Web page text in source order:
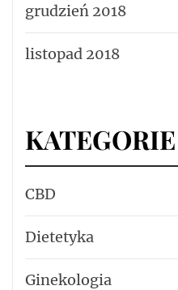
grudzień 2018
listopad 2018
KATEGORIE
CBD
Dietetyka
Ginekologia